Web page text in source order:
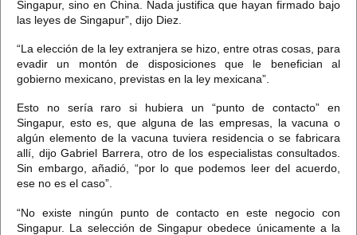
Singapur, sino en China. Nada justifica que hayan firmado bajo
las leyes de Singapur”, dijo Diez.
“La elección de la ley extranjera se hizo, entre otras cosas, para
evadir un montón de disposiciones que le benefician al
gobierno mexicano, previstas en la ley mexicana”.
Esto no sería raro si hubiera un “punto de contacto” en
Singapur, esto es, que alguna de las empresas, la vacuna o
algún elemento de la vacuna tuviera residencia o se fabricara
allí, dijo Gabriel Barrera, otro de los especialistas consultados.
Sin embargo, añadió, “por lo que podemos leer del acuerdo,
ese no es el caso”.
“No existe ningún punto de contacto en este negocio con
Singapur. La selección de Singapur obedece únicamente a la